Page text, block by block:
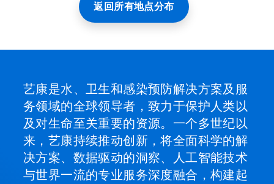
返回所有地点分布
艺康是水、卫生和感染预防解决方案及服
务领域的全球领导者，致力于保护人类以
及对生命至关重要的资源。一个多世纪以
来，艺康持续推动创新，将全面科学的解
决方案、数据驱动的洞察、人工智能技术
与世界一流的专业服务深度融合，构建起